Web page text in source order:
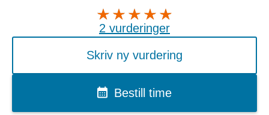
2 vurderinger
Skriv ny vurdering
Bestill time